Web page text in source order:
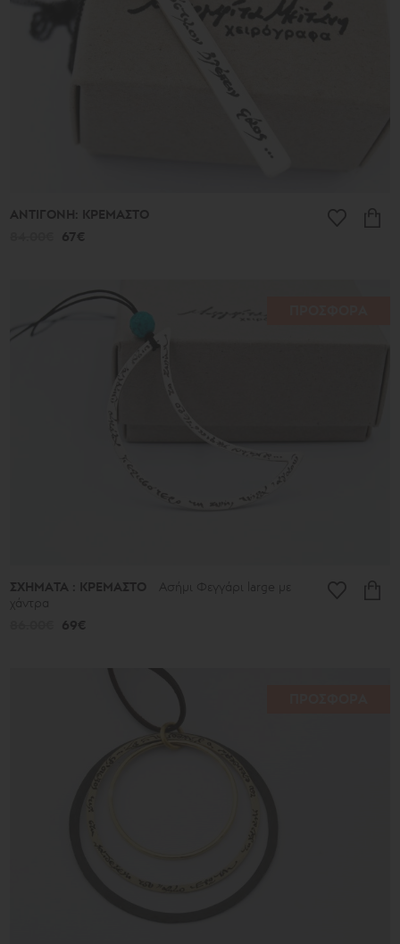
ΑΝΤΙΓΟΝΗ: ΚΡΕΜΑΣΤΟ
67€
ΣΧΗΜΑΤΑ : ΚΡΕΜΑΣΤΟ
Ασήμι Φεγγάρι large με
χάντρα
69€